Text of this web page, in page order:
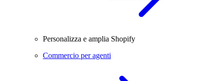
Personalizza e amplia Shopify
Commercio per agenti